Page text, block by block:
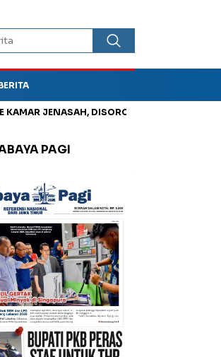
DISOROT Jadi Otak Mark Up
PAGI